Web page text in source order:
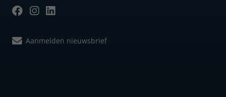
Aanmelden nieuwsbrief